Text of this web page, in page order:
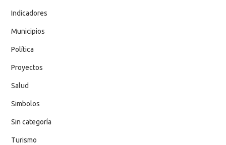
Indicadores
Municipios
Política
Proyectos
Salud
Simbolos
Sin categoría
Turismo